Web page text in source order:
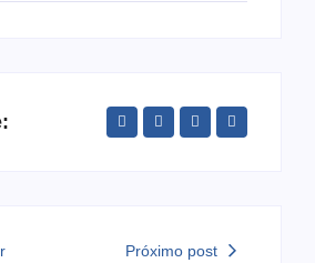
Próximo post